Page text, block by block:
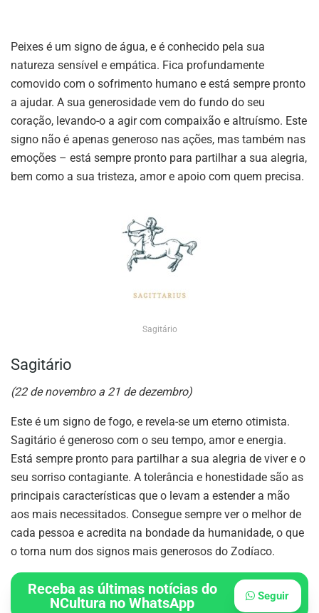
Peixes é um signo de água, e é conhecido pela sua
natureza sensível e empática. Fica profundamente
comovido com o sofrimento humano e está sempre pronto
a ajudar. A sua generosidade vem do fundo do seu
coração, levando-o a agir com compaixão e altruísmo. Este
signo não é apenas generoso nas ações, mas também nas
emoções – está sempre pronto para partilhar a sua alegria,
bem como a sua tristeza, amor e apoio com quem precisa.
Sagitário
Sagitário
(22 de novembro a 21 de dezembro)
Este é um signo de fogo, e revela-se um eterno otimista.
Sagitário é generoso com o seu tempo, amor e energia.
Está sempre pronto para partilhar a sua alegria de viver e o
seu sorriso contagiante. A tolerância e honestidade são as
principais características que o levam a estender a mão
aos mais necessitados. Consegue sempre ver o melhor de
cada pessoa e acredita na bondade da humanidade, o que
o torna num dos signos mais generosos do Zodíaco.
Receba as últimas notícias do
NCultura no WhatsApp
Seguir